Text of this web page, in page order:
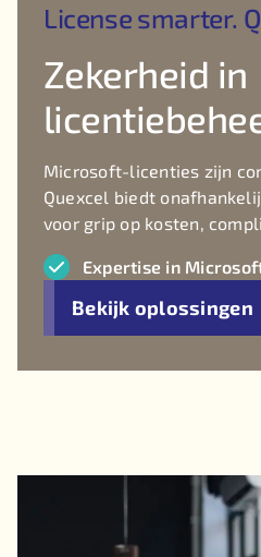
License smarter.
Zekerheid in
Microsoft-licenties zijn
Quexcel biedt
voor grip op kosten,
Expertise in
Bekijk oplossingen